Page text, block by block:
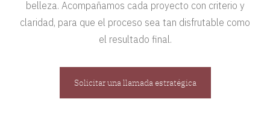
belleza. Acompañamos cada proyecto con criterio y
claridad, para que el proceso sea tan disfrutable como
el resultado final.
Solicitar una llamada estratégica